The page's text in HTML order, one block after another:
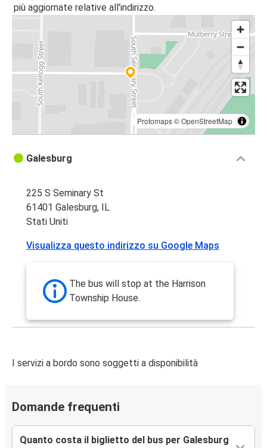
più aggiornate relative all'indirizzo.
Protomaps©OpenStreetMap
Galesburg
225 S Seminary St
61401 Galesburg, IL
Stati Uniti
Visualizza questo indirizzo su Google Maps
The bus will stop at the Harrison
Township House.
I servizi a bordo sono soggetti a disponibilità
Domande frequenti
Quanto costa il biglietto del bus per Galesburg